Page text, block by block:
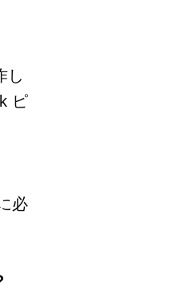
し
ピ
必